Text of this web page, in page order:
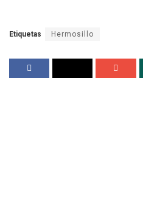
Etiquetas Hermosillo